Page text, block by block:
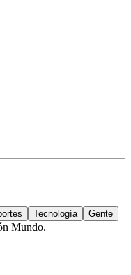
Tecnología Gente
Mundo.